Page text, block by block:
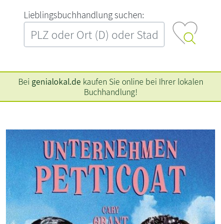
L‍i‍e‍b‍l‍i‍n‍g‍s‍b‍u‍c‍h‍h‍a‍n‍d‍l‍u‍n‍g‍ ‍s‍u‍c‍h‍e‍n‍:‍
Bei genialokal.de kaufen Sie online bei Ihrer lokalen
Buchhandlung!